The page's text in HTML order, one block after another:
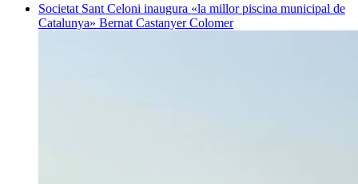
Societat Sant Celoni inaugura «la millor piscina municipal de
Catalunya» Bernat Castanyer Colomer